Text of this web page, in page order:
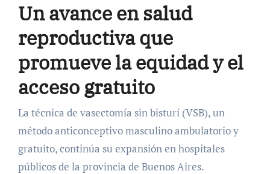
Un avance en salud
reproductiva que
promueve la equidad y el
acceso gratuito
La técnica de vasectomía sin bisturí (VSB), un
método anticonceptivo masculino ambulatorio y
gratuito, continúa su expansión en hospitales
públicos de la provincia de Buenos Aires.